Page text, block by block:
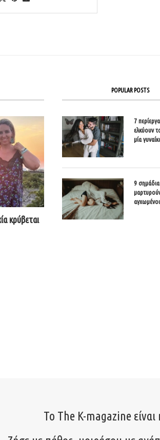
κρύβεται
POPULAR POSTS
7
ελκύουν
μία
9
Το The K-magazine